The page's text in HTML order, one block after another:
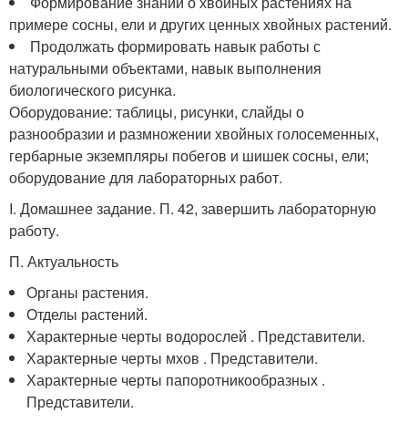
примере сосны, ели и других ценных хвойных растений.
Продолжать формировать навык работы с
натуральными объектами, навык выполнения
биологического рисунка.
Оборудование: таблицы, рисунки, слайды о
разнообразии и размножении хвойных голосеменных,
гербарные экземпляры побегов и шишек сосны, ели;
оборудование для лабораторных работ.
I. Домашнее задание. П. 42, завершить лабораторную
работу.
П. Актуальность
Органы растения.
Отделы растений.
Характерные черты водорослей . Представители.
Характерные черты мхов . Представители.
Характерные черты папоротникообразных .
Представители.